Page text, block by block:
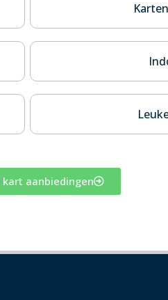
kart aanbiedingen